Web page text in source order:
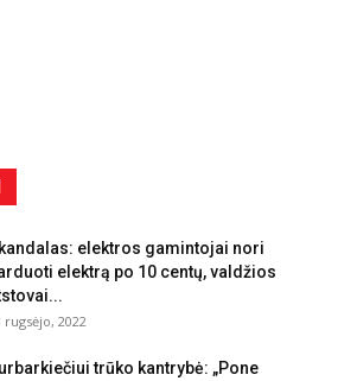
elektros gamintojai nori
elektrą po 10 centų, valdžios
rugsėjo, 2022
trūko kantrybė: „Pone